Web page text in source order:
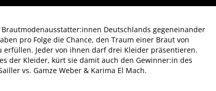
Deutschlands gegeneinander
pro Folge die Chance, den Traum einer Braut von
erfüllen. Jeder von ihnen darf drei Kleider präsentieren.
der Kleider, kürt sie damit auch den Gewinner:in des
vs. Gamze Weber & Karima El Mach.